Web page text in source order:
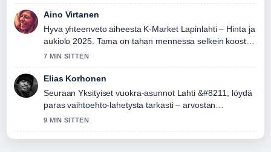
Aino Virtanen
Hyva yhteenveto aiheesta K-Market Lapinlahti – Hinta ja
aukiolo 2025. Tama on tahan mennessa selkein kooste
tanaan.
7 MIN SITTEN
Elias Korhonen
Seuraan Yksityiset vuokra-asunnot Lahti &#8211; löydä
paras vaihtoehto-lahetysta tarkasti – arvostan
tasapainoista savyja.
9 MIN SITTEN